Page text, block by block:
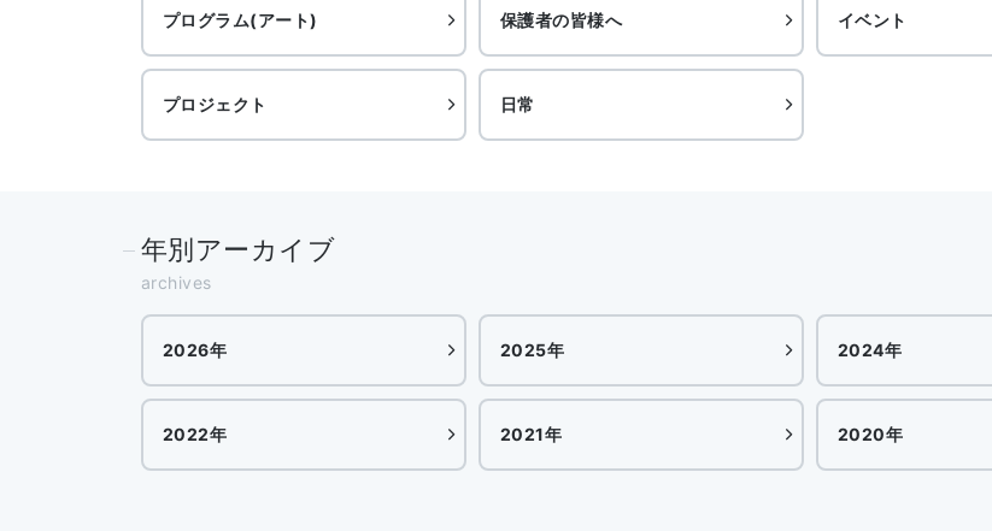
プログラム(アート) 保護者の皆様へ イベント
プロジェクト 日常
年別アーカイブ
archives
2026年 2025年 2024年
2022年 2021年 2020年